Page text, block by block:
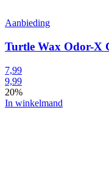
Aanbieding
Turtle Wax Odor-X
7,99
9,99
20%
In winkelmand